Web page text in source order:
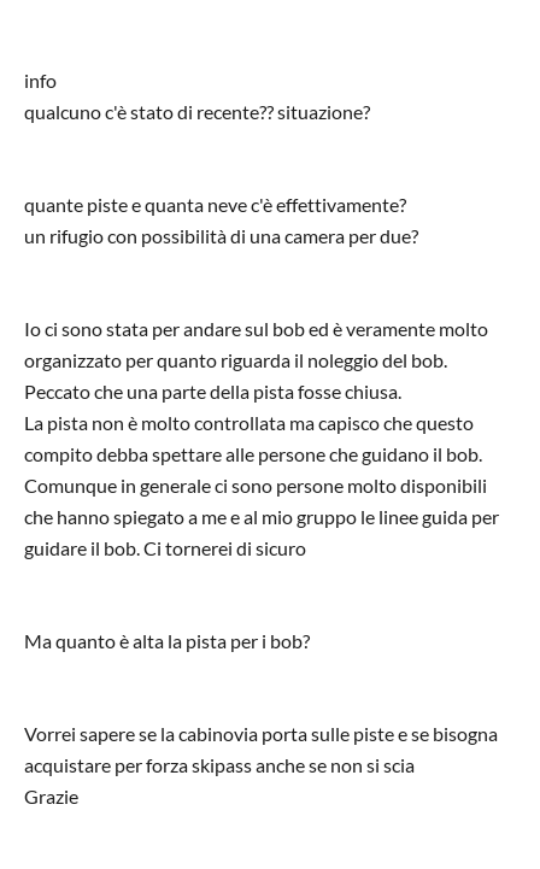
info
qualcuno c'è stato di recente?? situazione?
quante piste e quanta neve c'è effettivamente?
un rifugio con possibilità di una camera per due?
Io ci sono stata per andare sul bob ed è veramente molto
organizzato per quanto riguarda il noleggio del bob.
Peccato che una parte della pista fosse chiusa.
La pista non è molto controllata ma capisco che questo
compito debba spettare alle persone che guidano il bob.
Comunque in generale ci sono persone molto disponibili
che hanno spiegato a me e al mio gruppo le linee guida per
guidare il bob. Ci tornerei di sicuro
Ma quanto è alta la pista per i bob?
Vorrei sapere se la cabinovia porta sulle piste e se bisogna
acquistare per forza skipass anche se non si scia
Grazie